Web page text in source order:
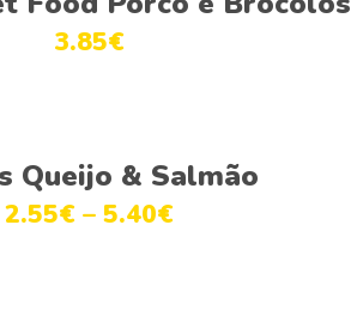
3.85€
Ver opções
product
Queijo & Salmão
2.55€ – 5.40€